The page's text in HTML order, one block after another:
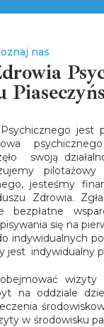
nas
jest
swoją
jesteśmy
Zdrowia.
bezpłatne
się na
indywidualnych
jest indywidualny
wizyty
na oddziale
w środowisku